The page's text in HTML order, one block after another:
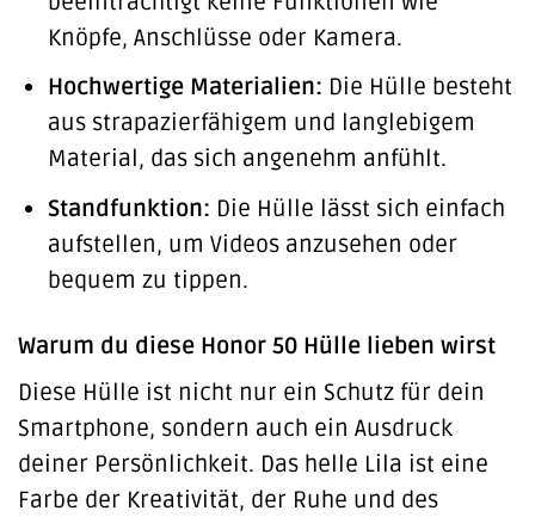
Knöpfe, Anschlüsse oder Kamera.
Hochwertige Materialien: Die Hülle besteht
aus strapazierfähigem und langlebigem
Material, das sich angenehm anfühlt.
Standfunktion: Die Hülle lässt sich einfach
aufstellen, um Videos anzusehen oder
bequem zu tippen.
Warum du diese Honor 50 Hülle lieben wirst
Diese Hülle ist nicht nur ein Schutz für dein
Smartphone, sondern auch ein Ausdruck
deiner Persönlichkeit. Das helle Lila ist eine
Farbe der Kreativität, der Ruhe und des